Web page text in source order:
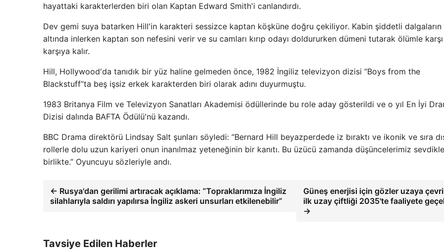
hayattaki karakterlerden biri olan Kaptan Edward Smith'i canlandırdı.
Dev gemi suya batarken Hill'in karakteri sessizce kaptan köşküne doğru çekiliyor. Kabin şiddetli dalgaların
altında inlerken kaptan son nefesini verir ve su camları kırıp odayı doldururken dümeni tutarak ölümle karşı
karşıya kalır.
Hill, Hollywood'da tanıdık bir yüz haline gelmeden önce, 1982 İngiliz televizyon dizisi “Boys from the
Blackstuff”ta beş işsiz erkek karakterden biri olarak adını duyurmuştu.
1983 Britanya Film ve Televizyon Sanatları Akademisi ödüllerinde bu role aday gösterildi ve o yıl En İyi
Dizisi dalında BAFTA Ödülü'nü kazandı.
BBC Drama direktörü Lindsay Salt şunları söyledi: “Bernard Hill beyazperdede iz bıraktı ve ikonik ve sıra
rollerle dolu uzun kariyeri onun inanılmaz yeteneğinin bir kanıtı. Bu üzücü zamanda düşüncelerimiz
birlikte.” Oyuncuyu sözleriyle andı.
← Rusya'dan gerilimi artıracak açıklama: “Topraklarımıza İngiliz
silahlarıyla saldırı yapılırsa İngiliz askeri unsurları etkilenebilir”
Güneş enerjisi için gözler uzaya
ilk uzay çiftliği 2035'te faaliyete
→
Tavsiye Edilen Haberler